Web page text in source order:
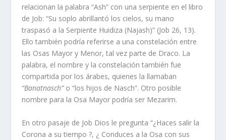
relacionan la palabra “Ash” con una serpiente en el libro
de Job: “Su soplo abrillantó los cielos, su mano
traspasó a la Serpiente Huidiza (Najash)” (Job 26, 13).
Ello también podría referirse a una constelación entre
las Osas Mayor y Menor, tal vez parte de Draco. La
palabra, el nombre y la constelación también fue
compartida por los árabes, quienes la llamaban
“Banatnasch”o “los hijos de Nasch”. Otro posible
nombre para la Osa Mayor podría ser Mezarim.
En otro pasaje de Job Dios le pregunta “¿Haces salir la
Corona a su tiempo ?, ¿ Conduces a la Osa con sus